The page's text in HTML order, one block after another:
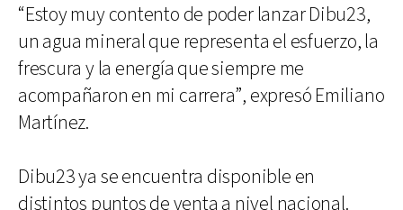
“Estoy muy contento de poder lanzar Dibu23,
un agua mineral que representa el esfuerzo, la
frescura y la energía que siempre me
acompañaron en mi carrera”, expresó Emiliano
Martínez.
Dibu23 ya se encuentra disponible en
distintos puntos de venta a nivel nacional.